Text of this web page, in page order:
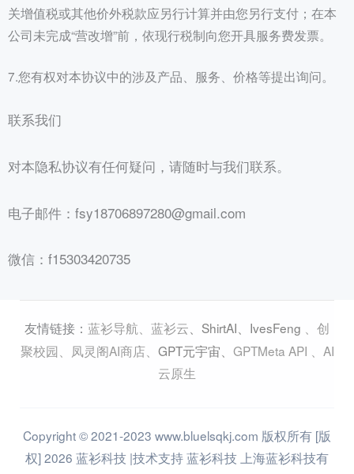
关增值税或其他价外税款应另行计算并由您另行支付；在本
公司未完成“营改增”前，依现行税制向您开具服务费发票。
7.您有权对本协议中的涉及产品、服务、价格等提出询问。
联系我们
对本隐私协议有任何疑问，请随时与我们联系。
电子邮件：fsy18706897280@gmail.com
微信：f15303420735
友情链接： 蓝衫导航 蓝衫云 ShirtAI IvesFeng
创
聚校园
凤灵阁AI商店、 GPT元宇宙 GPTMeta API
AI
云原生
Copyright © 2021-2023 www.bluelsqkj.com 版权所有 [版
权] 2026 蓝衫科技 |技术支持 蓝衫科技 上海蓝衫科技有